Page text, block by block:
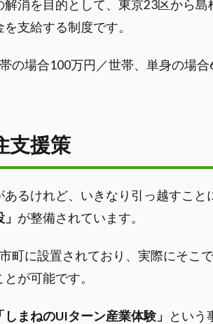
消を目的として、東京23区から
支給する制度です。
の場合100万円／世帯、単身の場
支援策
るけれど、いきなり引っ越すこと
が整備されています。
町に設置されており、実際にそこ
が可能です。
「しまねのUIターン産業体験」
という